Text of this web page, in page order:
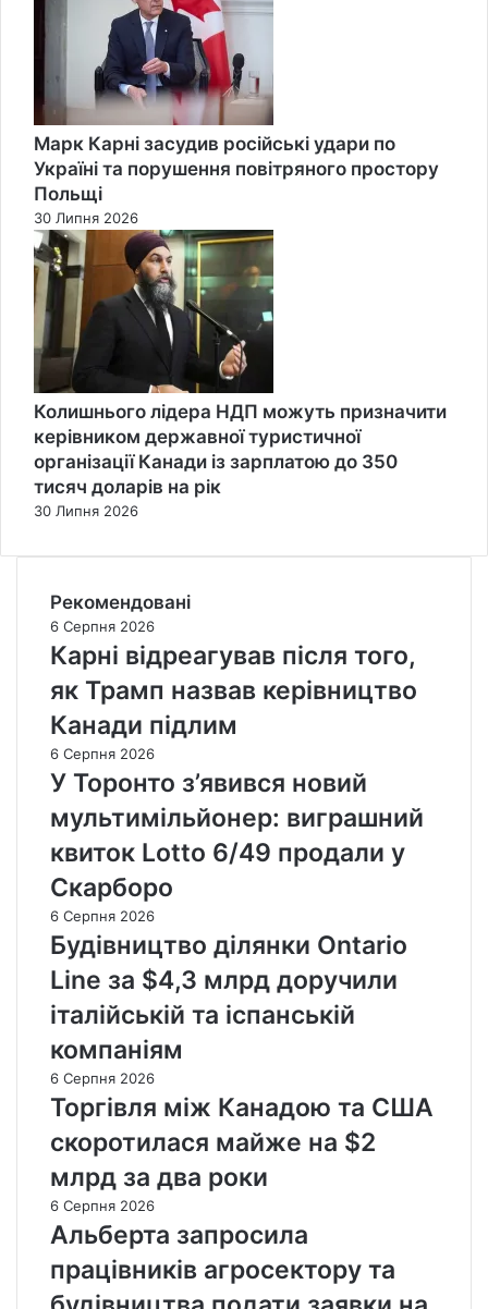
Марк Карні засудив російські удари по
Україні та порушення повітряного простору
Польщі
30 Липня 2026
Колишнього лідера НДП можуть призначити
керівником державної туристичної
організації Канади із зарплатою до 350
тисяч доларів на рік
30 Липня 2026
Рекомендовані
6 Серпня 2026
Карні відреагував після того,
як Трамп назвав керівництво
Канади підлим
6 Серпня 2026
У Торонто з’явився новий
мультимільйонер: виграшний
квиток Lotto 6/49 продали у
Скарборо
6 Серпня 2026
Будівництво ділянки Ontario
Line за $4,3 млрд доручили
італійській та іспанській
компаніям
6 Серпня 2026
Торгівля між Канадою та США
скоротилася майже на $2
млрд за два роки
6 Серпня 2026
Альберта запросила
працівників агросектору та